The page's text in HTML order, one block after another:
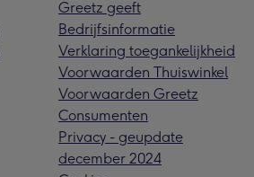
Greetz geeft
Bedrijfsinformatie
Verklaring toegankelijkheid
Voorwaarden Thuiswinkel
Voorwaarden Greetz
Consumenten
Privacy - geupdate
december 2024